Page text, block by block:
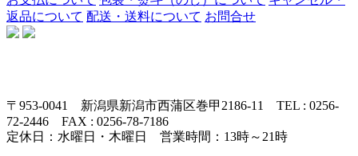
返品について 配送・送料について お問合せ
〒953-0041 新潟県新潟市西蒲区巻甲2186-11 TEL : 0256-
72-2446 FAX : 0256-78-7186
定休日：水曜日・木曜日 営業時間：13時～21時